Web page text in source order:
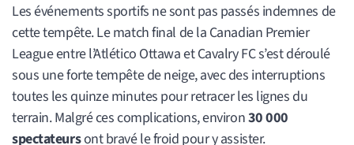
Les événements sportifs ne sont pas passés indemnes de
cette tempête. Le match final de la Canadian Premier
League entre l’Atlético Ottawa et Cavalry FC s’est déroulé
sous une forte tempête de neige, avec des interruptions
toutes les quinze minutes pour retracer les lignes du
terrain. Malgré ces complications, environ30 000
spectateursont bravé le froid pour y assister.